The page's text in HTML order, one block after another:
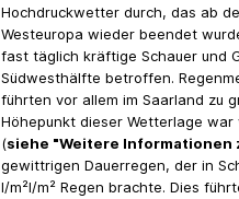
Hochdruckwetter durch, das ab
Westeuropa wieder beendet
fast täglich kräftige Schauer und
Südwesthälfte betroffen.
führten vor allem im Saarland zu
Höhepunkt dieser Wetterlage war
(siehe "Weitere Informationen
gewittrigen Dauerregen, der in
l/m²l/m² Regen brachte. Dies